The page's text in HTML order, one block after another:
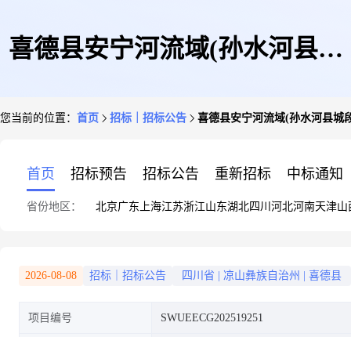
喜德县安宁河流域(孙水河县城
您当前的位置： 首页 招标｜招标公告 喜德县安宁河流域(孙水河县城
首页 招标预告 招标公告 重新招标 中标通知
省份地区： 北京广东 上海江苏浙江山东湖北四川 河北河南天津山
2026-08-08 招标｜招标公告 四川省 凉山彝族自治州 喜德县
项目编号 SWUEECG202519251